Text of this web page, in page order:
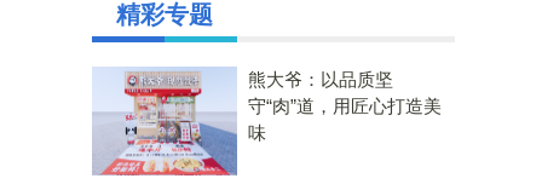
精彩专题
熊大爷：以品质坚
守“肉”道，用匠心打造美
味